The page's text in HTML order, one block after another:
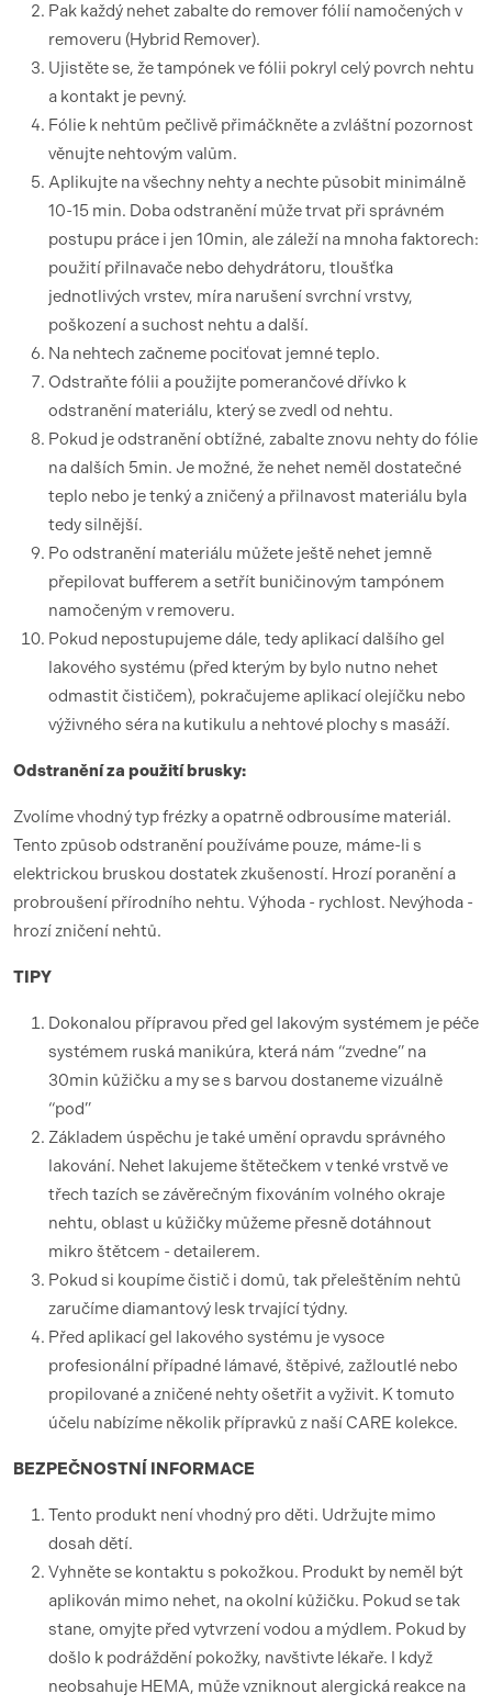
Pak každý nehet zabalte do remover fólií namočených v
removeru (Hybrid Remover).
Ujistěte se, že tampónek ve fólii pokryl celý povrch nehtu
a kontakt je pevný.
Fólie k nehtům pečlivě přimáčkněte a zvláštní pozornost
věnujte nehtovým valům.
Aplikujte na všechny nehty a nechte působit minimálně
10-15 min. Doba odstranění může trvat při správném
postupu práce i jen 10min, ale záleží na mnoha faktorech:
použití přilnavače nebo dehydrátoru, tloušťka
jednotlivých vrstev, míra narušení svrchní vrstvy,
poškození a suchost nehtu a další.
Na nehtech začneme pociťovat jemné teplo.
Odstraňte fólii a použijte pomerančové dřívko k
odstranění materiálu, který se zvedl od nehtu.
Pokud je odstranění obtížné, zabalte znovu nehty do fólie
na dalších 5min. Je možné, že nehet neměl dostatečné
teplo nebo je tenký a zničený a přilnavost materiálu byla
tedy silnější.
Po odstranění materiálu můžete ještě nehet jemně
přepilovat bufferem a setřít buničinovým tampónem
namočeným v removeru.
Pokud nepostupujeme dále, tedy aplikací dalšího gel
lakového systému (před kterým by bylo nutno nehet
odmastit čističem), pokračujeme aplikací olejíčku nebo
výživného séra na kutikulu a nehtové plochy s masáží.
Odstranění za použití brusky:
Zvolíme vhodný typ frézky a opatrně odbrousíme materiál.
Tento způsob odstranění používáme pouze, máme-li s
elektrickou bruskou dostatek zkušeností. Hrozí poranění a
probroušení přírodního nehtu. Výhoda - rychlost. Nevýhoda -
hrozí zničení nehtů.
TIPY
Dokonalou přípravou před gel lakovým systémem je péče
systémem ruská manikúra, která nám “zvedne” na
30min kůžičku a my se s barvou dostaneme vizuálně
“pod”
Základem úspěchu je také umění opravdu správného
lakování. Nehet lakujeme štětečkem v tenké vrstvě ve
třech tazích se závěrečným fixováním volného okraje
nehtu, oblast u kůžičky můžeme přesně dotáhnout
mikro štětcem - detailerem.
Pokud si koupíme čistič i domů, tak přeleštěním nehtů
zaručíme diamantový lesk trvající týdny.
Před aplikací gel lakového systému je vysoce
profesionální případné lámavé, štěpivé, zažloutlé nebo
propilované a zničené nehty ošetřit a vyživit. K tomuto
účelu nabízíme několik přípravků z naší CARE kolekce.
BEZPEČNOSTNÍ INFORMACE
Tento produkt není vhodný pro děti. Udržujte mimo
dosah dětí.
Vyhněte se kontaktu s pokožkou. Produkt by neměl být
aplikován mimo nehet, na okolní kůžičku. Pokud se tak
stane, omyjte před vytvrzení vodou a mýdlem. Pokud by
došlo k podráždění pokožky, navštivte lékaře. I když
neobsahuje HEMA, může vzniknout alergická reakce na